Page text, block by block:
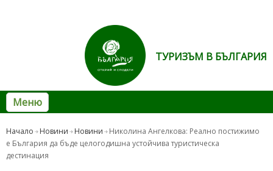
ТУРИЗЪМ В БЪЛГАРИЯ
Меню
Начало Новини Новини
Николина Ангелкова: Реално постижимо
е България да бъде целогодишна устойчива туристическа
дестинация